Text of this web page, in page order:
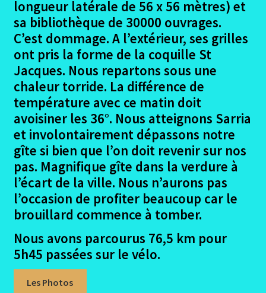
Photos documents divers Le Puy
Dédicaces – le Puy
Si c’était à refaire – Le puy
Liste matériel emporté – Le Puy
Arles – Fisterra en 2014
Ouvrir
le
menu
enfant
Irun – Santiago en 2015
Ouvrir
le
enfant
Lisbonne – Santiago en 2016
le
Madrid – Santiago en 2017
Seville – Santiago en 2018
Eurovelo6
longueur latérale de 56 x 56 mètres) et
sa bibliothèque de 30000 ouvrages.
C’est dommage. A l’extérieur, ses grilles
ont pris la forme de la coquille St
Jacques. Nous repartons sous une
chaleur torride. La différence de
température avec ce matin doit
avoisiner les 36°. Nous atteignons Sarria
et involontairement dépassons notre
gîte si bien que l’on doit revenir sur nos
pas. Magnifique gîte dans la verdure à
l’écart de la ville. Nous n’aurons pas
l’occasion de profiter beaucoup car le
brouillard commence à tomber.
Nous avons parcourus 76,5 km pour
5h45 passées sur le vélo.
Les Photos